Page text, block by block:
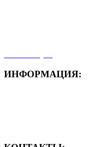
ИНФОРМАЦИЯ: